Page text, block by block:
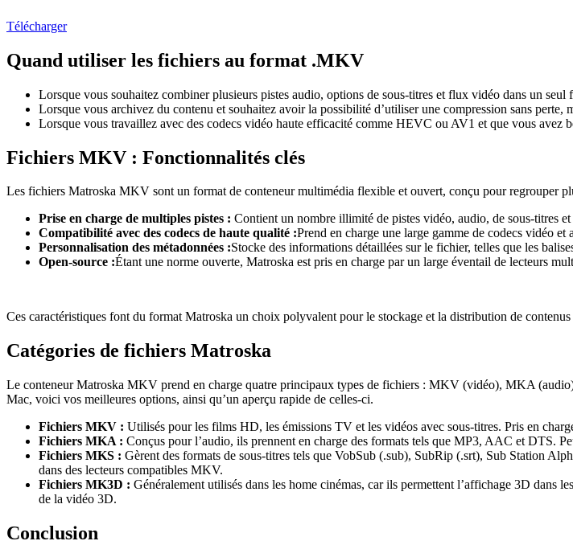
Télécharger
Quand utiliser les fichiers au format .MKV
Lorsque vous souhaitez combiner plusieurs pistes audio, options de sous-titres et flux vidéo dans un seul
Lorsque vous archivez du contenu et souhaitez avoir la possibilité d’utiliser une compression sans
Lorsque vous travaillez avec des codecs vidéo haute efficacité comme HEVC ou AV1 et que vous avez
Fichiers MKV : Fonctionnalités clés
Les fichiers Matroska MKV sont un format de conteneur multimédia flexible et ouvert, conçu pour regrouper
Prise en charge de multiples pistes : Contient un nombre illimité de pistes vidéo, audio, de sous-titres
Compatibilité avec des codecs de haute qualité :Prend en charge une large gamme de codecs vidéo
Personnalisation des métadonnées :Stocke des informations détaillées sur le fichier, telles que les
Open-source :Étant une norme ouverte, Matroska est pris en charge par un large éventail de lecteurs
Ces caractéristiques font du format Matroska un choix polyvalent pour le stockage et la distribution de
Catégories de fichiers Matroska
Le conteneur Matroska MKV prend en charge quatre principaux types de fichiers : MKV (vidéo), MKA
Mac, voici vos meilleures options, ainsi qu’un aperçu rapide de celles-ci.
Fichiers MKV : Utilisés pour les films HD, les émissions TV et les vidéos avec sous-titres. Pris en
Fichiers MKA : Conçus pour l’audio, ils prennent en charge des formats tels que MP3, AAC et DTS.
Fichiers MKS : Gèrent des formats de sous-titres tels que VobSub (.sub), SubRip (.srt), Sub Station
dans des lecteurs compatibles MKV.
Fichiers MK3D : Généralement utilisés dans les home cinémas, car ils permettent l’affichage 3D
de la vidéo 3D.
Conclusion